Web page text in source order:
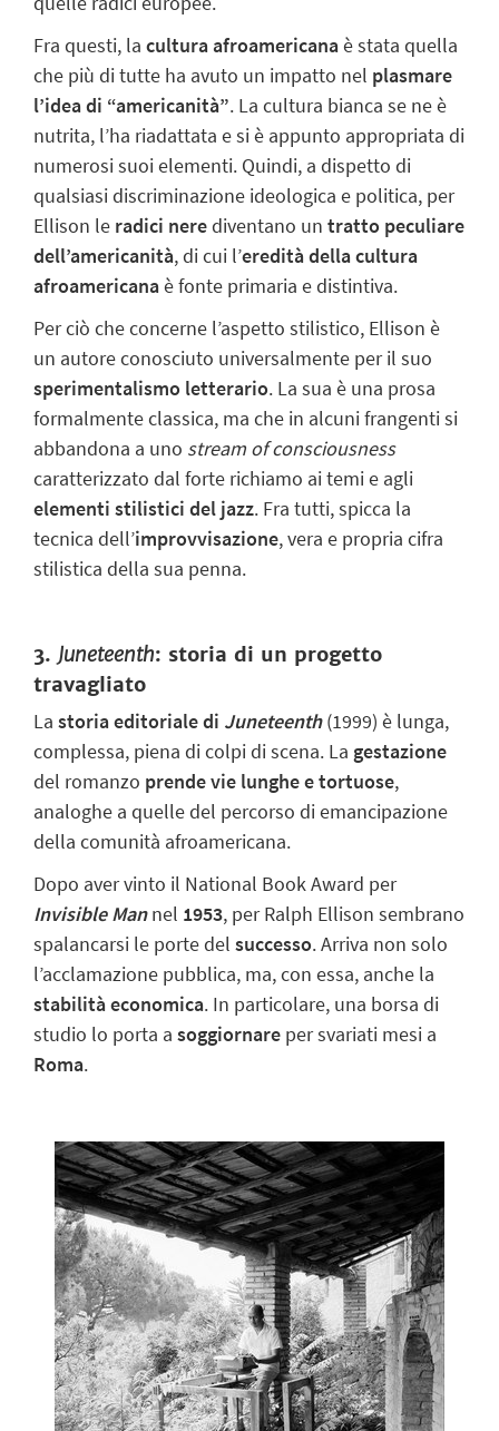
Fra questi, la cultura afroamericanaè stata quella
che più di tutte ha avuto un impatto nel plasmare
l’idea di “americanità”. La cultura bianca se ne è
nutrita, l’ha riadattata e si è appunto appropriata di
numerosi suoi elementi. Quindi, a dispetto di
qualsiasi discriminazione ideologica e politica, per
Ellison le radici nerediventano un tratto peculiare
dell’americanità, di cui l’eredità della cultura
afroamericanaè fonte primaria e distintiva.
Per ciò che concerne l’aspetto stilistico, Ellison è
un autore conosciuto universalmente per il suo
sperimentalismo letterario. La sua è una prosa
formalmente classica, ma che in alcuni frangenti si
abbandona a uno stream of consciousness
caratterizzato dal forte richiamo ai temi e agli
elementi stilistici del jazz. Fra tutti, spicca la
tecnica dell’improvvisazione, vera e propria cifra
stilistica della sua penna.
3. Juneteenth: storia di un progetto
travagliato
La storia editoriale di Juneteenth(1999) è lunga,
complessa, piena di colpi di scena. La gestazione
del romanzo prende vie lunghe e tortuose,
analoghe a quelle del percorso di emancipazione
della comunità afroamericana.
Dopo aver vinto il National Book Award per
Invisible Man nel 1953, per Ralph Ellison sembrano
spalancarsi le porte del successo. Arriva non solo
l’acclamazione pubblica, ma, con essa, anche la
stabilità economica. In particolare, una borsa di
studio lo porta a soggiornare per svariati mesi a
Roma.